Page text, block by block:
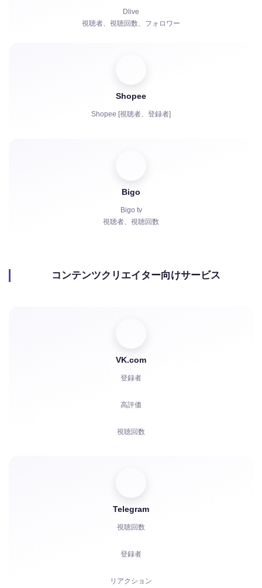
チャットボット
Dlive
視聴者、視聴回数、フォロワー
Shopee
Shopee [視聴者、登録者]
Bigo
Bigo tv
視聴者、視聴回数
コンテンツクリエイター向けサービス
VK.com
登録者
高評価
視聴回数
再生回数
Telegram
視聴回数
登録者
リアクション